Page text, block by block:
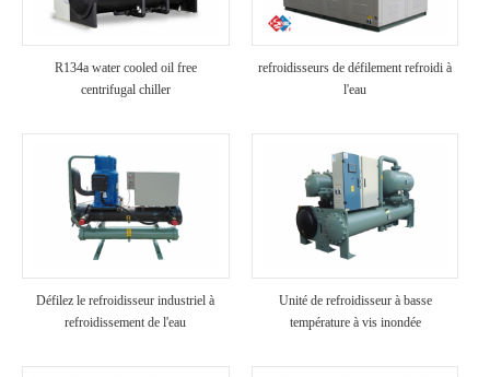
R134a water cooled oil free
centrifugal chiller
refroidisseurs de défilement refroidi à
l'eau
Défilez le refroidisseur industriel à
refroidissement de l'eau
Unité de refroidisseur à basse
température à vis inondée